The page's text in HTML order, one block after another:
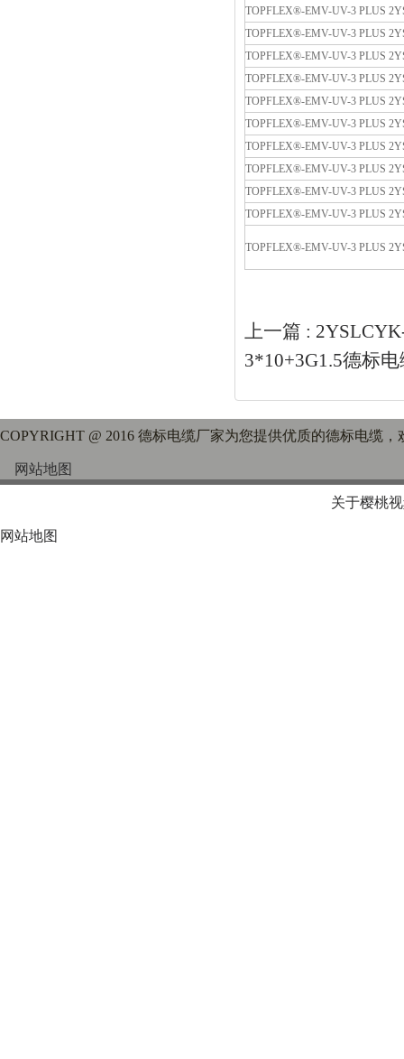
TOPFLEX®-EMV-UV-3 PLUS
TOPFLEX®-EMV-UV-3 PLUS
TOPFLEX®-EMV-UV-3 PLUS
TOPFLEX®-EMV-UV-3 PLUS
TOPFLEX®-EMV-UV-3 PLUS
TOPFLEX®-EMV-UV-3 PLUS
TOPFLEX®-EMV-UV-3 PLUS
TOPFLEX®-EMV-UV-3 PLUS
TOPFLEX®-EMV-UV-3 PLUS
TOPFLEX®-EMV-UV-3 PLUS
TOPFLEX®-EMV-UV-3 PLUS
上一篇 :
3*10+3G1.5德标电
COPYRIGHT @ 2016 德标电缆厂家为您提供优质的德标电缆
网站地图
关于樱桃
网站地图